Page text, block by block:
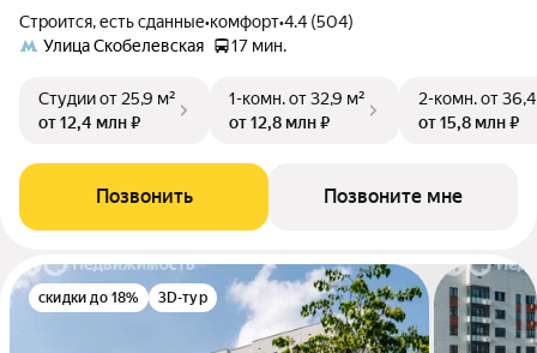
Строится, есть сданные•комфорт•4.4 (504)
Улица Скобелевская
17 мин.
Студииот 25,9 м²
от 12,4 млн ₽
1-комн.от 32,9 м²
от 12,8 млн ₽
2-комн.от
от 15,8 млн ₽
Позвонить Позвоните мне
скидки до 18% 3D-тур